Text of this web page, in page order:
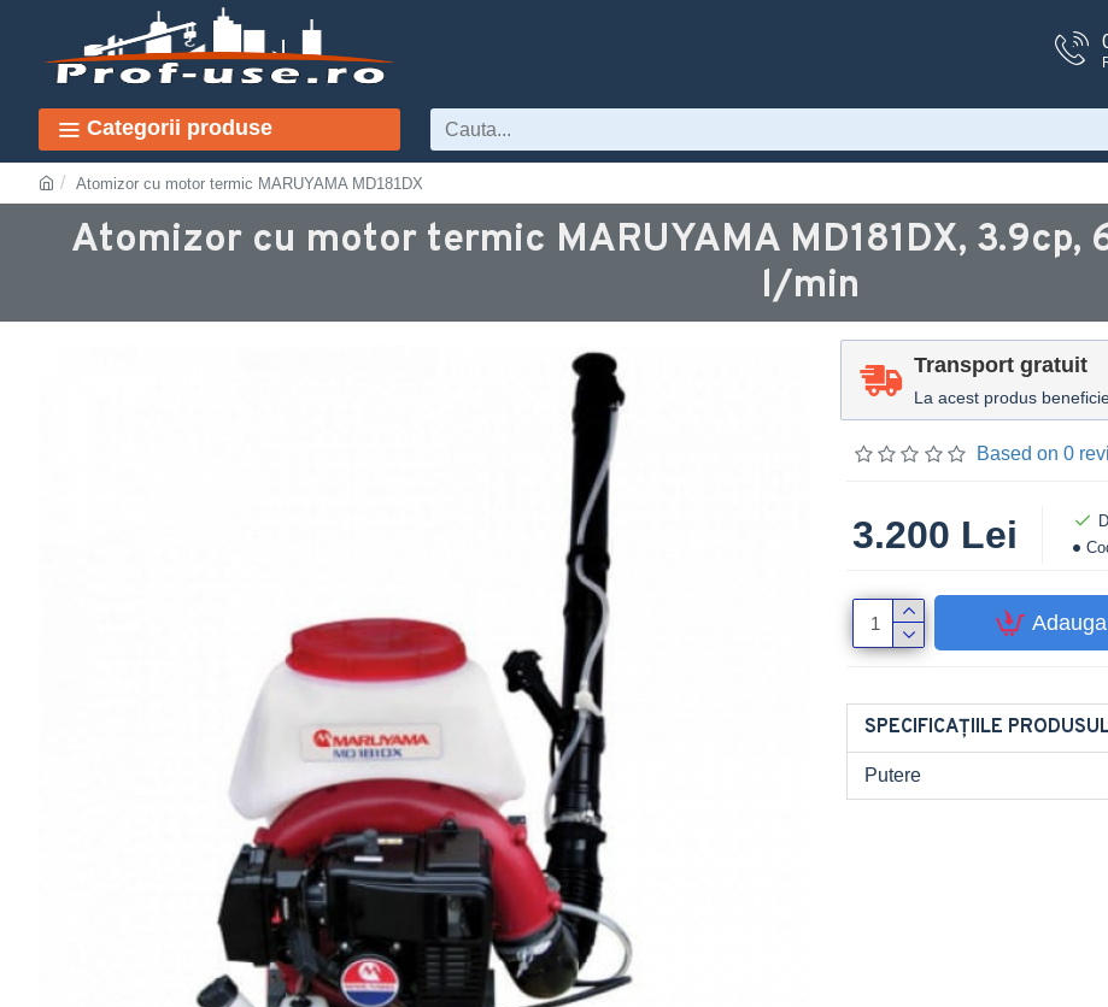
Categorii produse
Atomizor cu motor termic MARUYAMA MD181DX
Atomizor cu motor termic MARUYAMA MD181DX, 3.9cp,
l/min
Transport gratuit
La acest produs
Based on 0
3.200 Lei
SPECIFICAȚIILE
Putere